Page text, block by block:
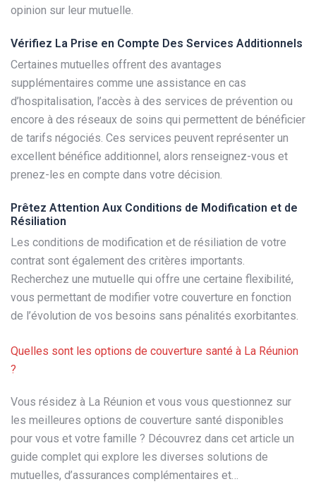
opinion sur leur mutuelle.
Vérifiez La Prise en Compte Des Services Additionnels
Certaines mutuelles offrent des avantages
supplémentaires comme une assistance en cas
d’hospitalisation, l’accès à des services de prévention ou
encore à des réseaux de soins qui permettent de bénéficier
de tarifs négociés. Ces services peuvent représenter un
excellent bénéfice additionnel, alors renseignez-vous et
prenez-les en compte dans votre décision.
Prêtez Attention Aux Conditions de Modification et de
Résiliation
Les conditions de modification et de résiliation de votre
contrat sont également des critères importants.
Recherchez une mutuelle qui offre une certaine flexibilité,
vous permettant de modifier votre couverture en fonction
de l’évolution de vos besoins sans pénalités exorbitantes.
Quelles sont les options de couverture santé à La Réunion
?
Vous résidez à La Réunion et vous vous questionnez sur
les meilleures options de couverture santé disponibles
pour vous et votre famille ? Découvrez dans cet article un
guide complet qui explore les diverses solutions de
mutuelles, d’assurances complémentaires et…